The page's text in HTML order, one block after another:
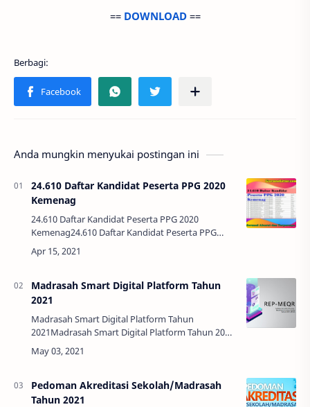
== DOWNLOAD==
Anda mungkin menyukai postingan ini
24.610 Daftar Kandidat Peserta PPG 2020
Kemenag
24.610 Daftar Kandidat Peserta PPG 2020
Kemenag24.610 Daftar Kandidat Peserta PPG
2020 Kemenag - Kabar gembira bagi bapak/ibu
guru yang telah lama menunggu hasil
Madrasah Smart Digital Platform Tahun
2021
Madrasah Smart Digital Platform Tahun
2021Madrasah Smart Digital Platform Tahun 2021
– Madrasah ditahun 2021 akan selalu
meningkatkan pembelajaran dan peningkatan
Pedoman Akreditasi Sekolah/Madrasah
Tahun 2021